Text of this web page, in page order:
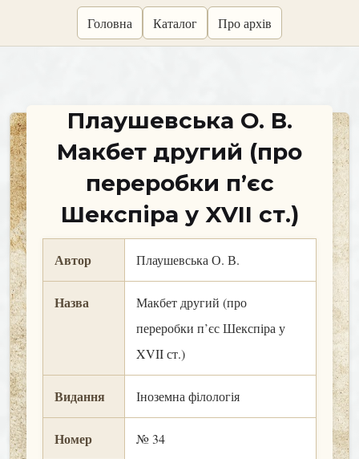
Головна Каталог Про архів
Плаушевська О. В.
Макбет другий (про
переробки п’єс
Шекспіра у XVII ст.)
Автор Плаушевська О. В.
Назва
Макбет другий (про
переробки п’єс Шекспіра у
XVII ст.)
Видання Іноземна філологія
Номер № 34